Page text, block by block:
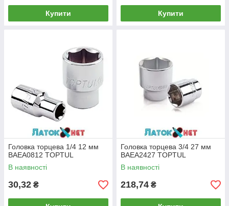
Купити Купити
Головка торцева 1/4 12 мм
BAEA0812 TOPTUL
В наявності
30,32 ₴
Головка торцева 3/4 27 мм
BAEA2427 TOPTUL
В наявності
218,74 ₴